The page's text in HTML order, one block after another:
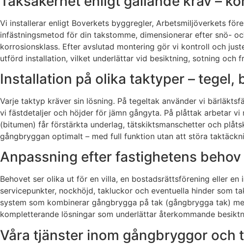
Vi installerar enligt Boverkets byggregler, Arbetsmiljöverkets
infästningsmetod för din takstomme, dimensionerar efter snö-
korrosionsklass. Efter avslutad montering gör vi kontroll och
utförd installation, vilket underlättar vid besiktning, sotning och
Installation på olika taktyper – tegel,
Varje taktyp kräver sin lösning. På tegeltak använder vi
vi fästdetaljer och höjder för jämn gångyta. På plåttak arbetar
(bitumen) får förstärkta underlag, tätskiktsmanschetter och
gångbryggan optimalt – med full funktion utan att störa
Anpassning efter fastighetens
Behovet ser olika ut för en villa, en bostadsrättsförening eller
servicepunkter, nockhöjd, takluckor och eventuella hinder som
system som kombinerar gångbrygga på tak (gångbrygga tak)
kompletterande lösningar som underlättar återkommande
Våra tjänster inom gångbryggor och